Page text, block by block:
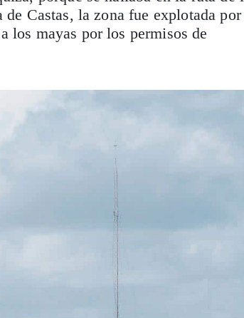
Castas, la zona fue explotada por
los mayas por los permisos de